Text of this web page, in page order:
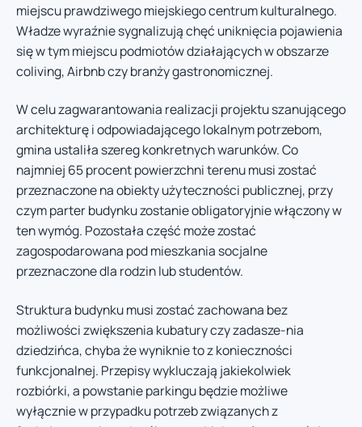
miejscu prawdziwego miejskiego centrum kulturalnego.
Władze wyraźnie sygnalizują chęć uniknięcia pojawienia
się w tym miejscu podmiotów działających w obszarze
coliving, Airbnb czy branży gastronomicznej.
W celu zagwarantowania realizacji projektu szanującego
architekturę i odpowiadającego lokalnym potrzebom,
gmina ustaliła szereg konkretnych warunków. Co
najmniej 65 procent powierzchni terenu musi zostać
przeznaczone na obiekty użyteczności publicznej, przy
czym parter budynku zostanie obligatoryjnie włączony w
ten wymóg. Pozostała część może zostać
zagospodarowana pod mieszkania socjalne
przeznaczone dla rodzin lub studentów.
Struktura budynku musi zostać zachowana bez
możliwości zwiększenia kubatury czy zadasze-nia
dziedzińca, chyba że wyniknie to z konieczności
funkcjonalnej. Przepisy wykluczają jakiekolwiek
rozbiórki, a powstanie parkingu będzie możliwe
wyłącznie w przypadku potrzeb związanych z